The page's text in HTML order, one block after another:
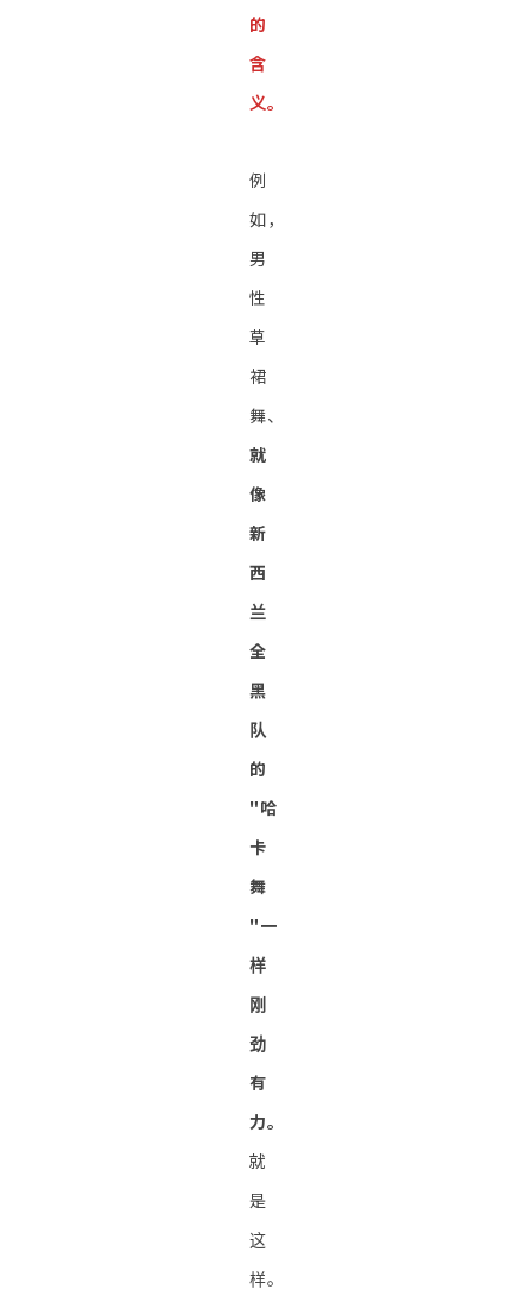
的
含
义。
例
如，
男
性
草
裙
舞、
就
像
新
西
兰
全
黑
队
的
"哈
卡
舞
"一
样
刚
劲
有
力。
就
是
这
样。